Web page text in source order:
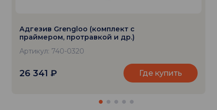
Адгезив Grengloo (комплект с
праймером, протравкой и др.)
Артикул: 740-0320
26 341 ₽ Где купить